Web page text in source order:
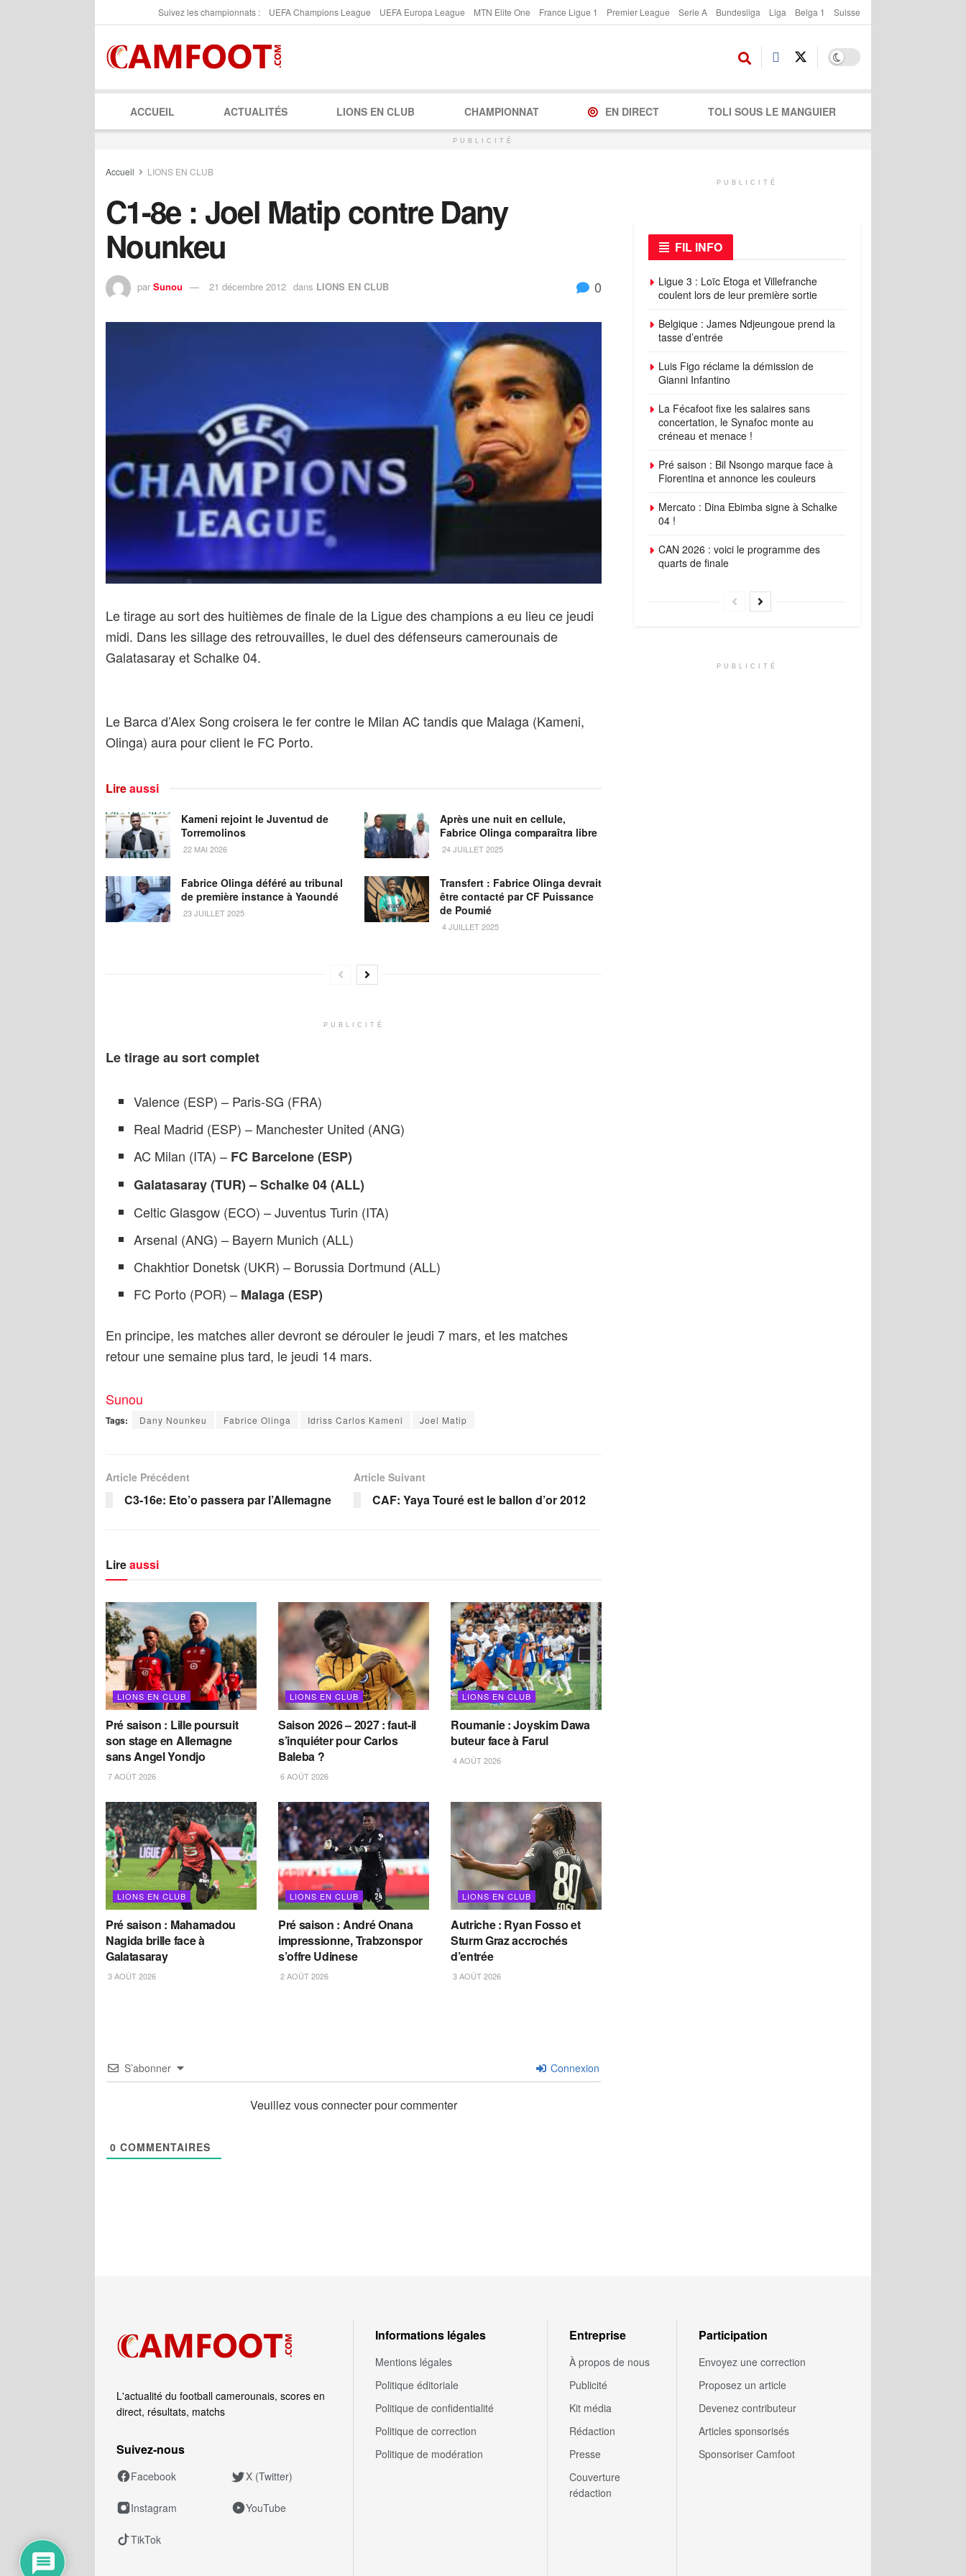
Suivez les championnats : UEFA Champions League UEFA Europa League MTN Elite One France Ligue 1 Premier League Serie A Bundesliga Liga Belga 1 Suisse
ACCUEIL ACTUALITÉS LIONS EN CLUB CHAMPIONNAT EN DIRECT TOLI SOUS LE MANGUIER
PUBLICITÉ
Accueil LIONS EN CLUB
C1-8e : Joel Matip contre Dany
Nounkeu
par Sunou 21 décembre 2012 dans LIONS EN CLUB 0
Le tirage au sort des huitièmes de finale de la Ligue des champions a eu lieu ce jeudi
midi. Dans les sillage des retrouvailles, le duel des défenseurs camerounais de
Galatasaray et Schalke 04.
Le Barca d’Alex Song croisera le fer contre le Milan AC tandis que Malaga (Kameni,
Olinga) aura pour client le FC Porto.
Lireaussi
Kameni rejoint le Juventud de
Torremolinos
22 MAI 2026
Après une nuit en cellule,
Fabrice Olinga comparaîtra libre
24 JUILLET 2025
Fabrice Olinga déféré au tribunal
de première instance à Yaoundé
23 JUILLET 2025
Transfert : Fabrice Olinga devrait
être contacté par CF Puissance
de Poumié
4 JUILLET 2025
PUBLICITÉ
Le tirage au sort complet
Valence (ESP) – Paris-SG (FRA)
Real Madrid (ESP) – Manchester United (ANG)
AC Milan (ITA) – FC Barcelone (ESP)
Galatasaray (TUR) – Schalke 04 (ALL)
Celtic Glasgow (ECO) – Juventus Turin (ITA)
Arsenal (ANG) – Bayern Munich (ALL)
Chakhtior Donetsk (UKR) – Borussia Dortmund (ALL)
FC Porto (POR) – Malaga (ESP)
En principe, les matches aller devront se dérouler le jeudi 7 mars, et les matches
retour une semaine plus tard, le jeudi 14 mars.
Sunou
Tags: Dany Nounkeu Fabrice Olinga Idriss Carlos Kameni Joel Matip
Article Précédent
C3-16e: Eto’o passera par l’Allemagne
Article Suivant
CAF: Yaya Touré est le ballon d’or 2012
Lireaussi
LIONS EN CLUB
Pré saison : Lille poursuit
son stage en Allemagne
sans Angel Yondjo
7 AOÛT 2026
LIONS EN CLUB
Saison 2026 – 2027 : faut-il
s’inquiéter pour Carlos
Baleba ?
6 AOÛT 2026
LIONS EN CLUB
Roumanie : Joyskim Dawa
buteur face à Farul
4 AOÛT 2026
LIONS EN CLUB
Pré saison : Mahamadou
Nagida brille face à
Galatasaray
3 AOÛT 2026
LIONS EN CLUB
Pré saison : André Onana
impressionne, Trabzonspor
s’offre Udinese
2 AOÛT 2026
LIONS EN CLUB
Autriche : Ryan Fosso et
Sturm Graz accrochés
d’entrée
3 AOÛT 2026
S’abonner Connexion
Veuillez vous connecter pour commenter
0 COMMENTAIRES
PUBLICITÉ
FIL INFO
Ligue 3 : Loïc Etoga et Villefranche
coulent lors de leur première sortie
Belgique : James Ndjeungoue prend la
tasse d’entrée
Luis Figo réclame la démission de
Gianni Infantino
La Fécafoot fixe les salaires sans
concertation, le Synafoc monte au
créneau et menace !
Pré saison : Bil Nsongo marque face à
Fiorentina et annonce les couleurs
Mercato : Dina Ebimba signe à Schalke
04 !
CAN 2026 : voici le programme des
quarts de finale
PUBLICITÉ
L'actualité du football camerounais, scores en
direct, résultats, matchs
Suivez‑nous
Facebook X (Twitter)
Instagram YouTube
TikTok
Informations légales
Mentions légales
Politique éditoriale
Politique de confidentialité
Politique de correction
Politique de modération
Entreprise
À propos de nous
Publicité
Kit média
Rédaction
Presse
Couverture
rédaction
Participation
Envoyez une correction
Proposez un article
Devenez contributeur
Articles sponsorisés
Sponsoriser Camfoot